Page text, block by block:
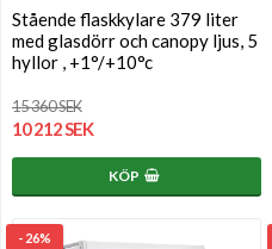
Stående flaskkylare 379 liter
med glasdörr och canopy ljus, 5
hyllor , +1°/+10°c
15 360 SEK
10 212 SEK
KÖP
- 26%